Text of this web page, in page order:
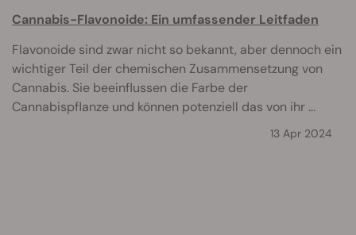
Cannabis-Flavonoide: Ein umfassender Leitfaden
Flavonoide sind zwar nicht so bekannt, aber dennoch ein
wichtiger Teil der chemischen Zusammensetzung von
Cannabis. Sie beeinflussen die Farbe der
Cannabispflanze und können potenziell das von ihr ...
13 Apr 2024